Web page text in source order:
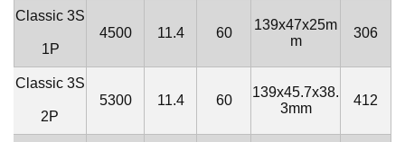
Classic 3S
1P
4500 11.4 60
139x47x25m
m
306
Classic 3S
2P
5300 11.4 60
139x45.7x38.
3mm
412